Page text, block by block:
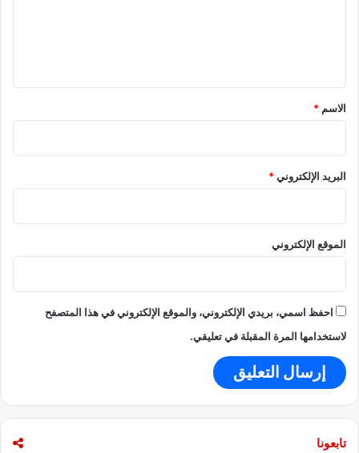
*
الاسم *
البريد الإلكتروني*
الموقع الإلكتروني
احفظ اسمي، بريدي الإلكتروني، والموقع الإلكتروني في هذا المتصفح
لاستخدامها المرة المقبلة في تعليقي.
تابعونا